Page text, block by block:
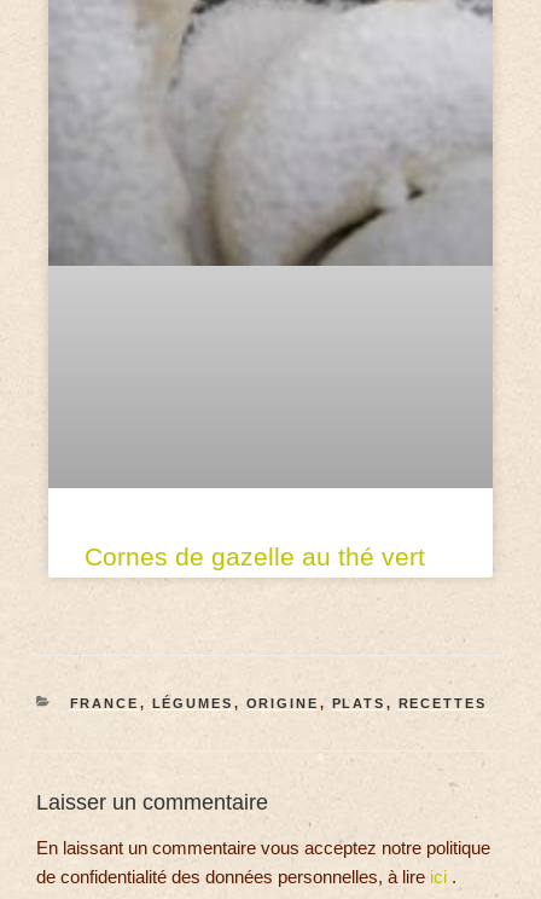
Cornes de gazelle au thé vert
FRANCE , LÉGUMES , ORIGINE , PLATS , RECETTES
Laisser un commentaire
En laissant un commentaire vous acceptez notre politique
de confidentialité des données personnelles, à lire ici .